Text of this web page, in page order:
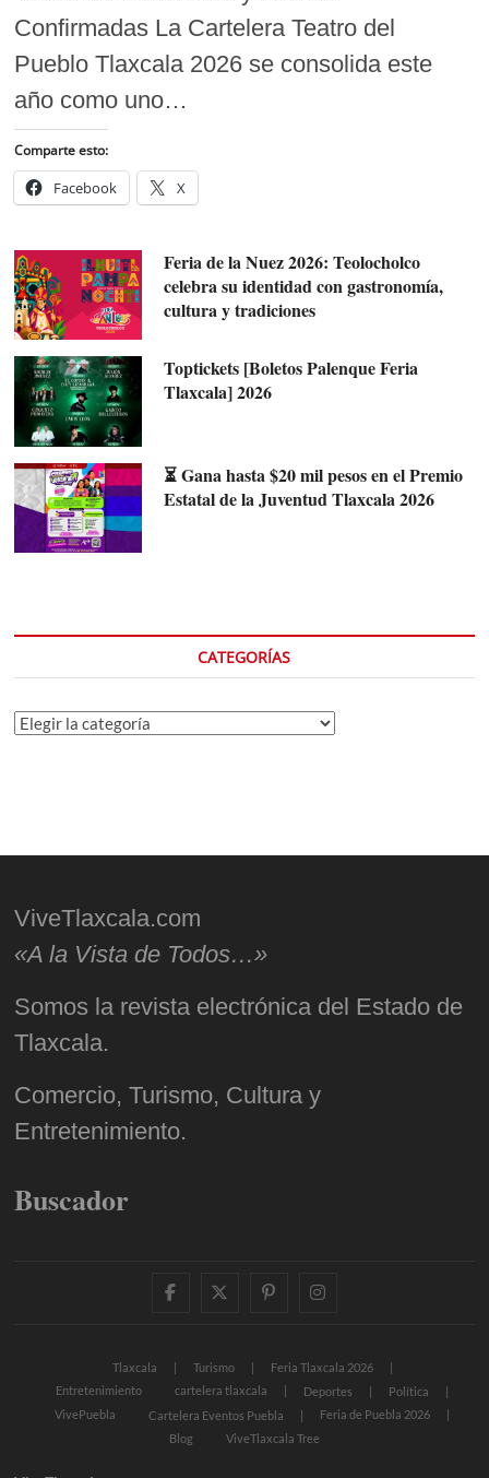
Confirmadas La Cartelera Teatro del
Pueblo Tlaxcala 2026 se consolida este
año como uno…
Comparte esto:
Facebook X
Feria de la Nuez 2026: Teolocholco
celebra su identidad con gastronomía,
cultura y tradiciones
Toptickets [Boletos Palenque Feria
Tlaxcala] 2026
⏳ Gana hasta $20 mil pesos en el Premio
Estatal de la Juventud Tlaxcala 2026
CATEGORÍAS
Categorías
ViveTlaxcala.com
«A la Vista de Todos…»
Somos la revista electrónica del Estado de
Tlaxcala.
Comercio, Turismo, Cultura y
Entretenimiento.
Buscador
facebooktwitter
pinterestinstagram
Tlaxcala Turismo
Feria Tlaxcala 2026
Entretenimiento
cartelera tlaxcala Deportes
Política
VivePuebla
Cartelera Eventos Puebla
Feria de Puebla 2026
Blog
ViveTlaxcala Tree